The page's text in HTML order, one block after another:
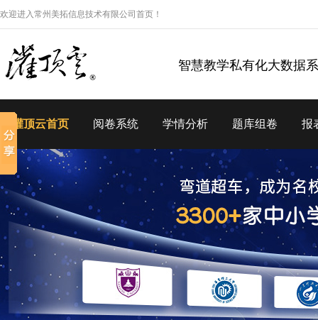
欢迎进入常州美拓信息技术有限公司首页！
智慧教学私有化大数据
灌顶云首页 阅卷系统 学情分析 题库组卷 报